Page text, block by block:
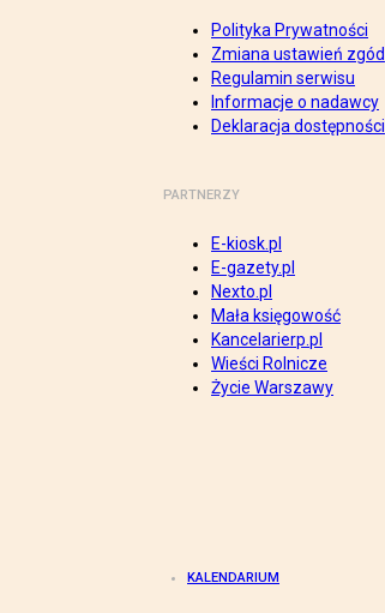
Polityka Prywatności
Zmiana ustawień zgód
Regulamin serwisu
Informacje o nadawcy
Deklaracja dostępności
PARTNERZY
E-kiosk.pl
E-gazety.pl
Nexto.pl
Mała księgowość
Kancelarierp.pl
Wieści Rolnicze
Życie Warszawy
KALENDARIUM